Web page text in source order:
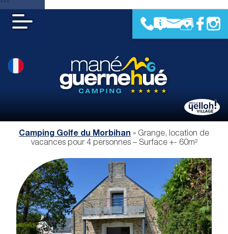
Camping Golfe du Morbihan » Grange, location de
vacances pour 4 personnes – Surface +- 60m²